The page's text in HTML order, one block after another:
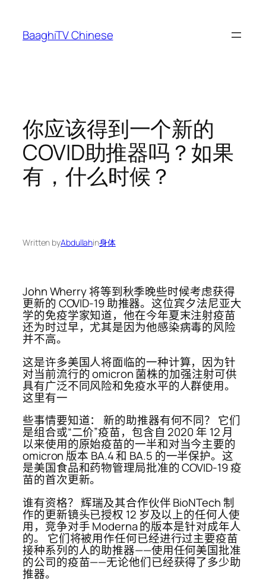
content
BaaghiTV Chinese
你应该得到一个新的
COVID助推器吗？如果
有，什么时候？
Written byAbdullahin身体
John Wherry 将等到秋季晚些时候考虑获得
更新的 COVID-19 助推器。这位宾夕法尼亚大
学的免疫学家知道，他在今年夏末注射疫苗
还为时过早，尤其是因为他感染病毒的风险
并不高。
这是许多美国人将面临的一种计算，因为针
对当前流行的 omicron 菌株的加强注射可供
具有广泛不同风险和免疫水平的人群使用。
这里有一
些事情要知道： 新的助推器有何不同？ 它们
是组合或“二价”疫苗，包含自 2020 年 12 月
以来使用的原始疫苗的一半和对当今主要的
omicron 版本 BA.4 和 BA.5 的一半保护。这
是美国食品和药物管理局批准的 COVID-19 疫
苗的首次更新。
谁有资格？ 辉瑞及其合作伙伴 BioNTech 制
作的更新镜头已授权 12 岁及以上的任何人使
用，竞争对手 Moderna 的版本是针对成年人
的。 它们将被用作任何已经进行过主要疫苗
接种系列的人的助推器——使用任何美国批准
的公司的疫苗——无论他们已经获得了多少助
推器。